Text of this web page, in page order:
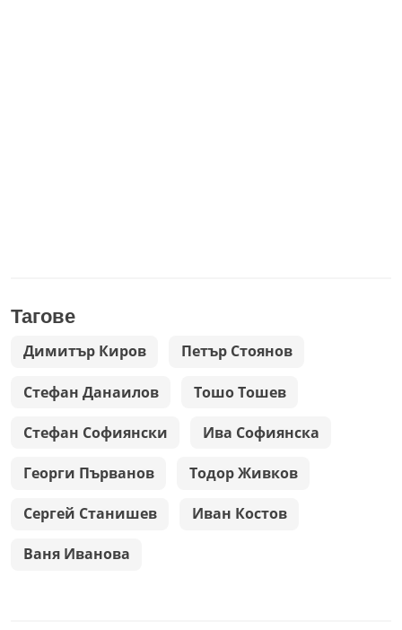
Тагове
Димитър Киров Петър Стоянов
Стефан Данаилов Тошо Тошев
Стефан Софиянски Ива Софиянска
Георги Първанов Тодор Живков
Сергей Станишев Иван Костов
Ваня Иванова